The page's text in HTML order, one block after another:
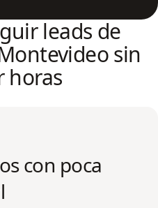
leads de
sin
horas
con poca